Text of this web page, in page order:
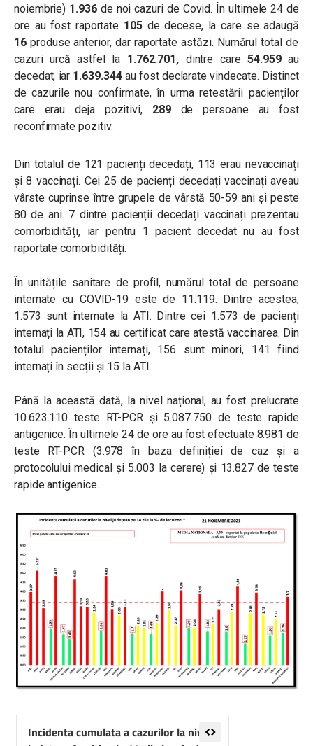
noiembrie) 1.936 de noi cazuri de Covid. În ultimele 24 de
ore au fost raportate 105 de decese, la care se adaugă
16 produse anterior, dar raportate astăzi. Numărul total de
cazuri urcă astfel la 1.762.701, dintre care54.959au
decedat, iar 1.639.344 au fost declarate vindecate. Distinct
de cazurile nou confirmate, în urma retestării pacienților
care erau deja pozitivi, 289 de persoane au fost
reconfirmate pozitiv.
Din totalul de 121 pacienți decedați, 113 erau nevaccinați
și 8 vaccinați. Cei 25 de pacienți decedați vaccinați aveau
vârste cuprinse între grupele de vârstă 50-59 ani și peste
80 de ani. 7 dintre pacienții decedați vaccinați prezentau
comorbidități, iar pentru 1 pacient decedat nu au fost
raportate comorbidități.
În unitățile sanitare de profil, numărul total de persoane
internate cu COVID-19 este de 11.119. Dintre acestea,
1.573 sunt internate la ATI. Dintre cei 1.573 de pacienți
internați la ATI, 154 au certificat care atestă vaccinarea. Din
totalul pacienților internați, 156 sunt minori, 141 fiind
internați în secții și 15 la ATI.
Până la această dată, la nivel național, au fost prelucrate
10.623.110 teste RT-PCR și 5.087.750 de teste rapide
antigenice. În ultimele 24 de ore au fost efectuate 8.981 de
teste RT-PCR (3.978 în baza definiției de caz și a
protocolului medical și 5.003 la cerere) și 13.827 de teste
rapide antigenice.